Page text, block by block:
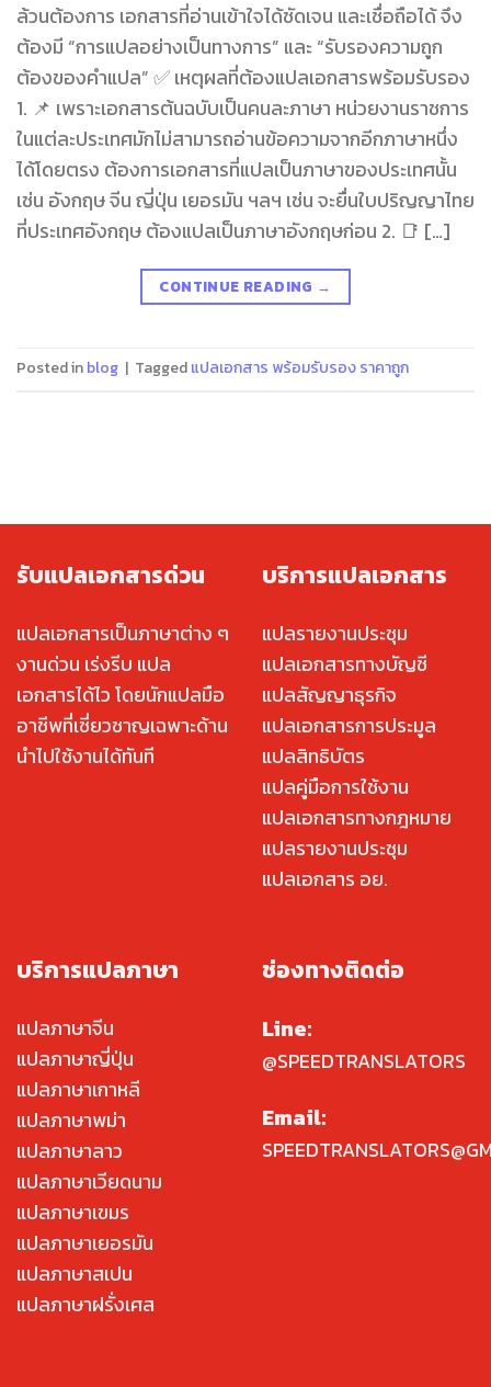
ล้วนต้องการ เอกสารที่อ่านเข้าใจได้ชัดเจน และเชื่อถือได้ จึง
ต้องมี “การแปลอย่างเป็นทางการ” และ “รับรองความถูก
ต้องของคำแปล” ✅ เหตุผลที่ต้องแปลเอกสารพร้อมรับรอง
1. 📌 เพราะเอกสารต้นฉบับเป็นคนละภาษา หน่วยงานราชการ
ในแต่ละประเทศมักไม่สามารถอ่านข้อความจากอีกภาษาหนึ่ง
ได้โดยตรง ต้องการเอกสารที่แปลเป็นภาษาของประเทศนั้น
เช่น อังกฤษ จีน ญี่ปุ่น เยอรมัน ฯลฯ เช่น จะยื่นใบปริญญาไทย
ที่ประเทศอังกฤษ ต้องแปลเป็นภาษาอังกฤษก่อน 2. 📑 […]
CONTINUE READING →
Posted inblog | Taggedแปลเอกสาร พร้อมรับรอง ราคาถูก
รับแปลเอกสารด่วน
แปลเอกสารเป็นภาษาต่าง ๆ
งานด่วน เร่งรีบ แปล
เอกสารได้ไว โดยนักแปลมือ
อาชีพที่เชี่ยวชาญเฉพาะด้าน
นำไปใช้งานได้ทันที
บริการแปลเอกสาร
แปลรายงานประชุม
แปลเอกสารทางบัญชี
แปลสัญญาธุรกิจ
แปลเอกสารการประมูล
แปลสิทธิบัตร
แปลคู่มือการใช้งาน
แปลเอกสารทางกฎหมาย
แปลรายงานประชุม
แปลเอกสาร อย.
บริการแปลภาษา
แปลภาษาจีน
แปลภาษาญี่ปุ่น
แปลภาษาเกาหลี
แปลภาษาพม่า
แปลภาษาลาว
แปลภาษาเวียดนาม
แปลภาษาเขมร
แปลภาษาเยอรมัน
แปลภาษาสเปน
แปลภาษาฝรั่งเศส
ช่องทางติดต่อ
Line:
@SPEEDTRANSLATORS
Email: